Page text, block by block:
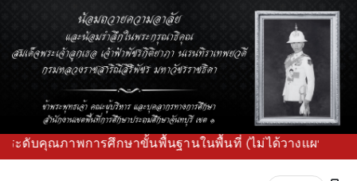
พการศึกษาขั้นพื้นฐานในพื้นที่ (ไม่ได้วางแผนเล่น ๆ วาง